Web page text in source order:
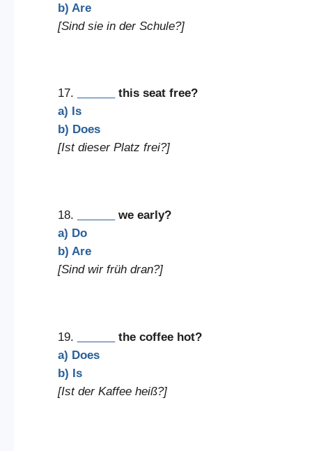
b) Are
[Sind sie in der Schule?]
17.
this seat free?
a) Is
b) Does
[Ist dieser Platz frei?]
18.
we early?
a) Do
b) Are
[Sind wir früh dran?]
19.
the coffee hot?
a) Does
b) Is
[Ist der Kaffee heiß?]